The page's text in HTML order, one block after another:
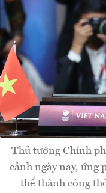
Thủ tướng Chính
cảnh ngày nay, ứng
thể thành công